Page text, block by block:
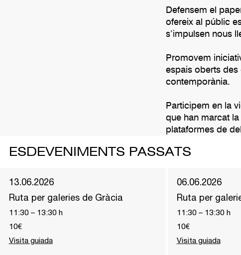
Defensem el
ofereix al públic
s’impulsen nous
Promovem
espais oberts des
contemporània.
Participem en la
que han marcat
plataformes de
ESDEVENIMENTS PASSATS
13.06.2026
Ruta per galeries de Gràcia
11:30– 13:30h
10€
Visita guiada
06.06.2026
Ruta per
11:30– 13:30h
10€
Visita guiada